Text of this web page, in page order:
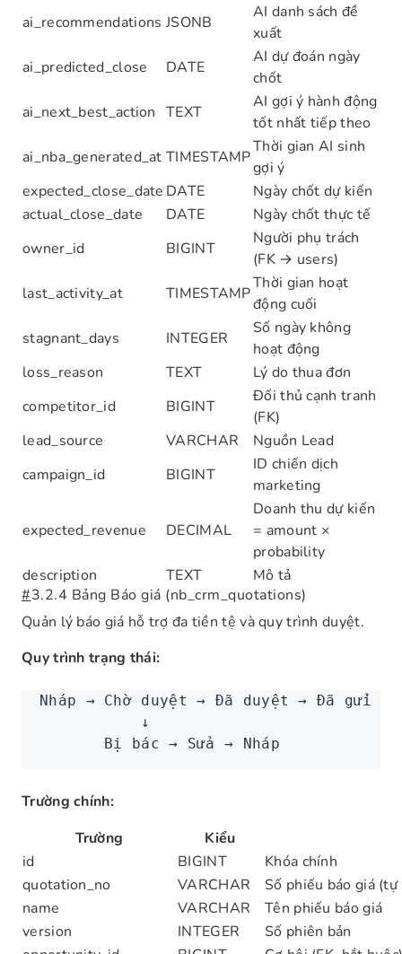
ai_recommendations JSONB
AI danh sách đề
xuất
ai_predicted_close
DATE
AI dự đoán ngày
chốt
ai_next_best_action TEXT
AI gợi ý hành động
tốt nhất tiếp theo
ai_nba_generated_at TIMESTAMP
Thời gian AI sinh
gợi ý
expected_close_date DATE
Ngày chốt dự kiến
actual_close_date
DATE
Ngày chốt thực tế
owner_id
BIGINT
Người phụ trách
(FK → users)
last_activity_at
TIMESTAMP
Thời gian hoạt
động cuối
stagnant_days
INTEGER
Số ngày không
hoạt động
loss_reason
TEXT
Lý do thua đơn
competitor_id
BIGINT
Đối thủ cạnh tranh
(FK)
lead_source
VARCHAR
Nguồn Lead
campaign_id
BIGINT
ID chiến dịch
marketing
expected_revenue DECIMAL
Doanh thu dự kiến
= amount ×
probability
description
TEXT
Mô tả
#3.2.4 Bảng Báo giá (nb_crm_quotations)
Quản lý báo giá hỗ trợ đa tiền tệ và quy trình duyệt.
Quy trình trạng thái:
Nháp → Chờ duyệt → Đã duyệt → Đã gửi
           ↓
       Bị bác → Sửa → Nháp
Trường chính:
Trường
Kiểu
id
BIGINT
Khóa chính
quotation_no
VARCHAR
Số phiếu báo giá
name
VARCHAR
Tên phiếu báo giá
version
INTEGER
Số phiên bản